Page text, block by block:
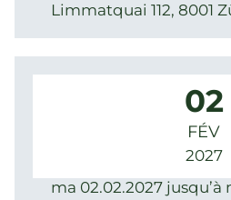
Limmatquai 112, 8001
02
FÉV
2027
ma 02.02.2027 jusqu’à